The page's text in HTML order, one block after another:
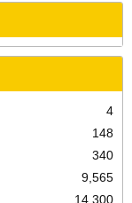
4
148
340
9,565
14,300